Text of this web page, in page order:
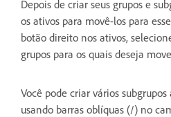
Depois de criar seus grupos e
os ativos para movê-los para
botão direito nos ativos,
grupos para os quais deseja
Você pode criar vários
usando barras oblíquas (/) no